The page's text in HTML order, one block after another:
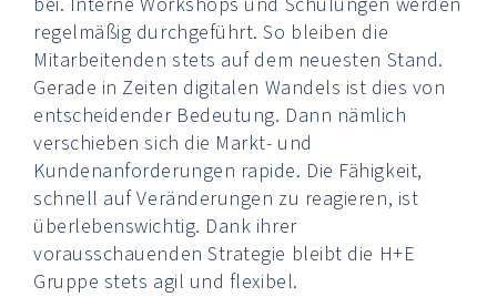
regelmäßig durchgeführt. So bleiben die
Mitarbeitenden stets auf dem neuesten Stand.
Gerade in Zeiten digitalen Wandels ist dies von
entscheidender Bedeutung. Dann nämlich
verschieben sich die Markt- und
Kundenanforderungen rapide. Die Fähigkeit,
schnell auf Veränderungen zu reagieren, ist
überlebenswichtig. Dank ihrer
vorausschauenden Strategie bleibt die H+E
Gruppe stets agil und flexibel.